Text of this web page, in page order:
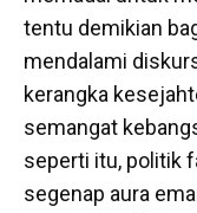
tentu demikian
mendalami
kerangka
semangat
seperti itu, politik
segenap aura